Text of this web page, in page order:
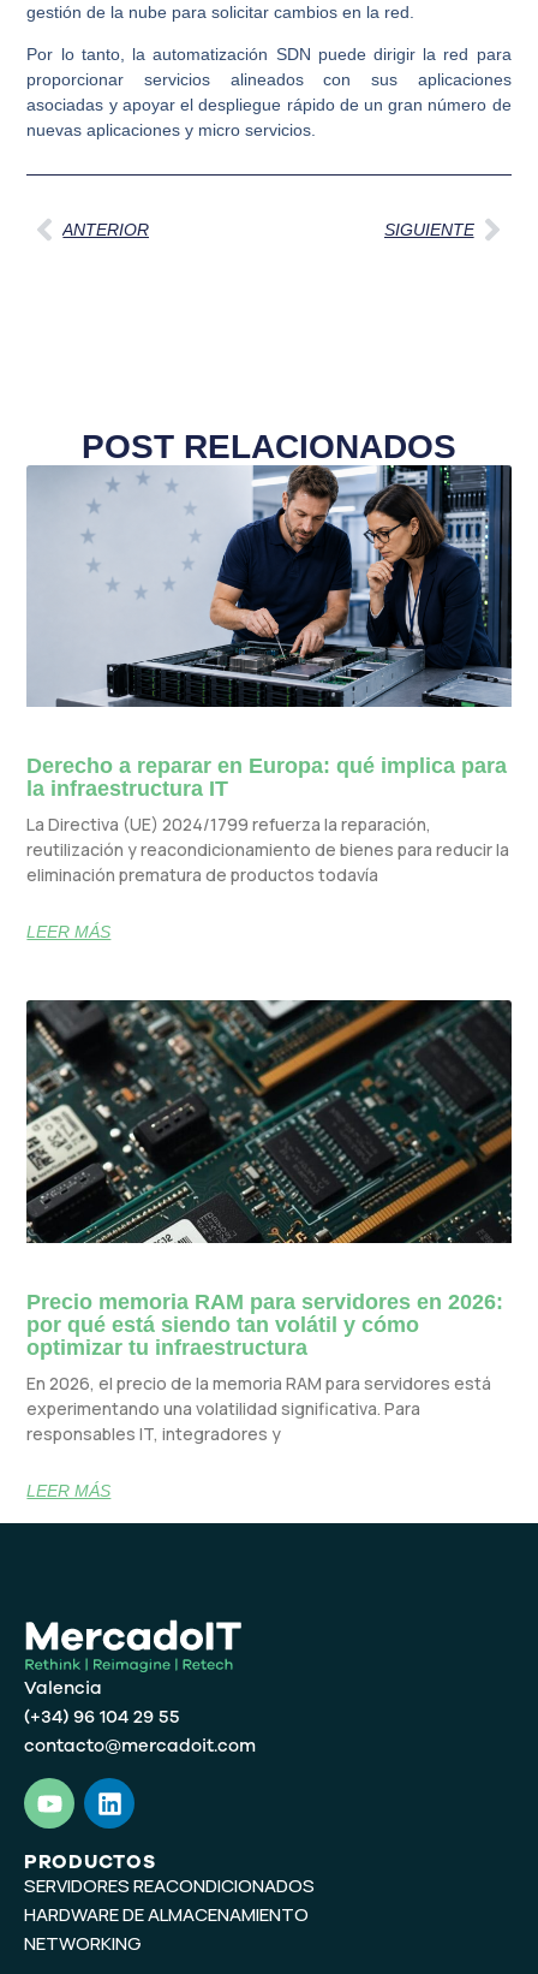
gestión de la nube para solicitar cambios en la red.
Por lo tanto, la automatización SDN puede dirigir la red para
proporcionar servicios alineados con sus aplicaciones
asociadas y apoyar el despliegue rápido de un gran número de
nuevas aplicaciones y micro servicios.
Ant
ANTERIOR SIGUIENTE
POST RELACIONADOS
Derecho a reparar en Europa: qué implica para
la infraestructura IT
La Directiva (UE) 2024/1799 refuerza la reparación,
reutilización y reacondicionamiento de bienes para reducir la
eliminación prematura de productos todavía
LEER MÁS
Precio memoria RAM para servidores en 2026:
por qué está siendo tan volátil y cómo
optimizar tu infraestructura
En 2026, el precio de la memoria RAM para servidores está
experimentando una volatilidad significativa. Para
responsables IT, integradores y
LEER MÁS
Valencia
(+34) 96 104 29 55
contacto@mercadoit.com
Y
o
u
t
u
b
e
L
i
n
k
e
d
i
PRODUCTOS
SERVIDORES REACONDICIONADOS
HARDWARE DE ALMACENAMIENTO
NETWORKING